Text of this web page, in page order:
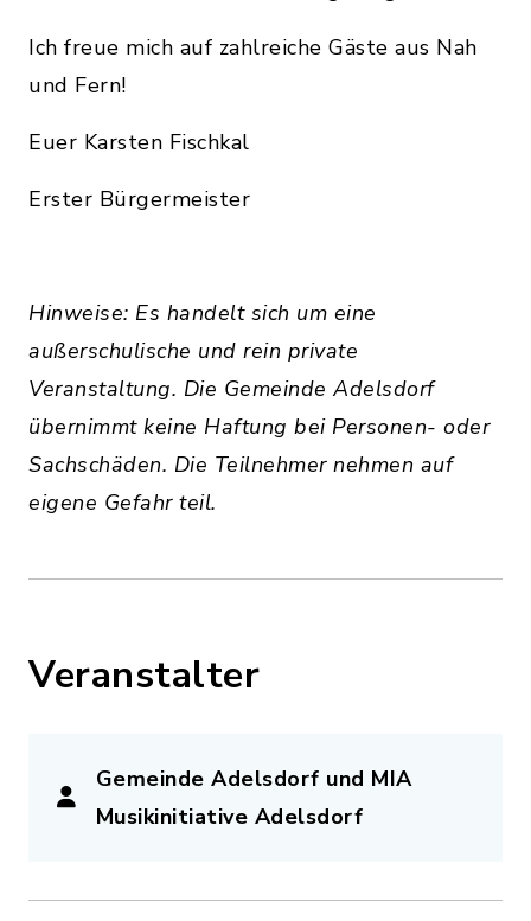
Ich freue mich auf zahlreiche Gäste aus Nah
und Fern!
Euer Karsten Fischkal
Erster Bürgermeister
Hinweise: Es handelt sich um eine
außerschulische und rein private
Veranstaltung. Die Gemeinde Adelsdorf
übernimmt keine Haftung bei Personen- oder
Sachschäden. Die Teilnehmer nehmen auf
eigene Gefahr teil.
Veranstalter
Gemeinde Adelsdorf und MIA
Musikinitiative Adelsdorf